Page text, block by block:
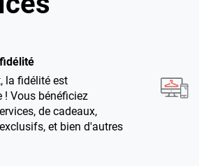
la fidélité est
! Vous bénéficiez
de cadeaux,
et bien d'autres